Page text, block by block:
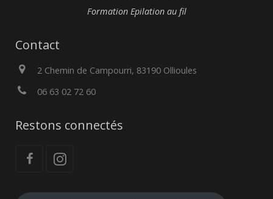
Formation Epilation au fil
Contact
2 Chemin de Campourri, 83190 Ollioules
06 63 02 72 60
Restons connectés